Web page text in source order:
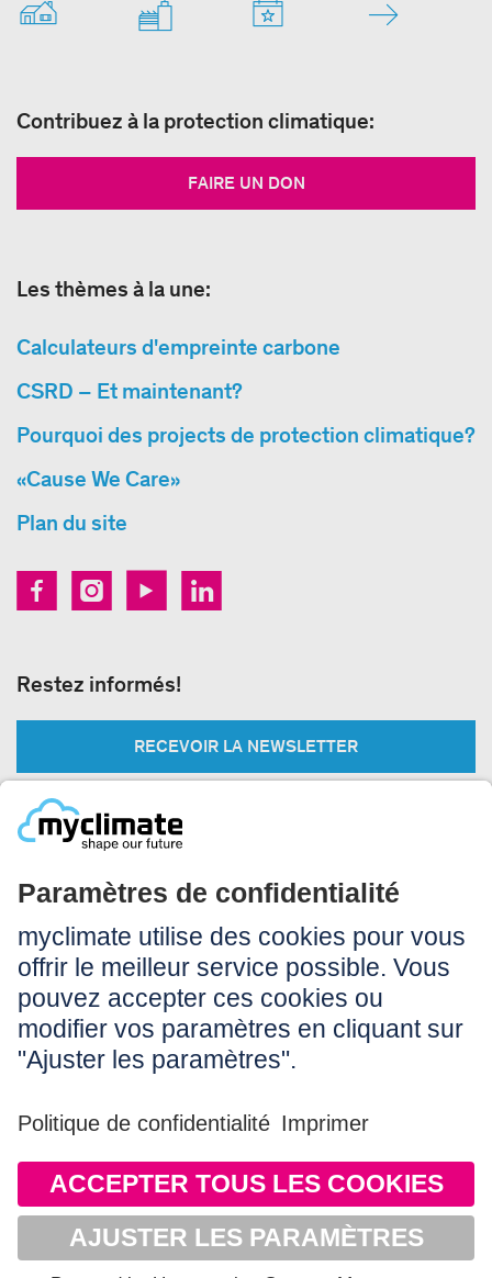
Contribuez à la protection climatique:
FAIRE UN DON
Les thèmes à la une:
Calculateurs d'empreinte carbone
CSRD – Et maintenant?
Pourquoi des projects de protection climatique?
«Cause We Care»
Plan du site
Restez informés!
RECEVOIR LA NEWSLETTER
Impressum
Conditions d’utilisation
CGV
Protection des données